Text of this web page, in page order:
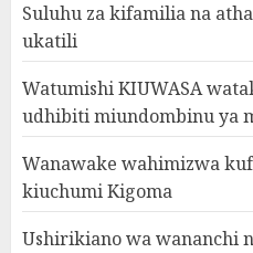
Suluhu za kifamilia na
ukatili
Watumishi KIUWASA
udhibiti miundombinu ya
Wanawake wahimizwa
kiuchumi Kigoma
Ushirikiano wa wananchi